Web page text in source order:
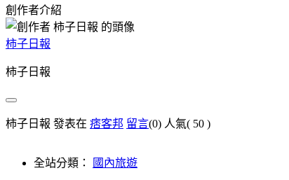
創作者介紹
柿子日報
柿子日報
柿子日報 發表在 痞客邦 留言(0) 人氣( 50 )
全站分類： 國內旅遊